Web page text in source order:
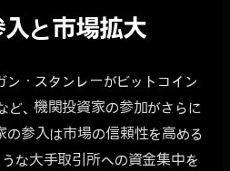
と市場拡大
・スタンレーがビットコイン
ど、機関投資家の参加がさらに
の参入は市場の信頼性を高める
うな大手取引所への資金集中を